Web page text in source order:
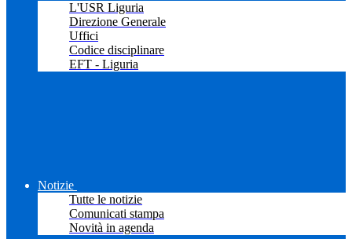
L'USR Liguria
Direzione Generale
Uffici
Codice disciplinare
EFT - Liguria
Notizie
Tutte le notizie
Comunicati stampa
Novità in agenda